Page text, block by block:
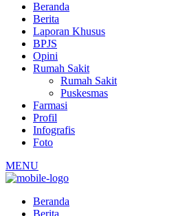
Beranda
Berita
Laporan Khusus
BPJS
Opini
Rumah Sakit
Rumah Sakit
Puskesmas
Farmasi
Profil
Infografis
Foto
MENU
Beranda
Berita